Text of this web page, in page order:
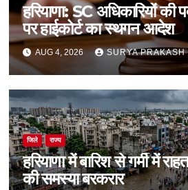
हरियाणा: SC अधिकारियों की
पर हाईकोर्ट का स्थगन आदेश
AUG 4, 2026 SURYA PRAKASH
जिले राज्य
हरियाणा में बारिश से गर्मी में
की समस्या बरकरार